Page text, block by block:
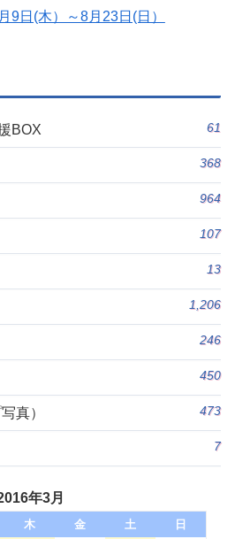
(木）～8月23日(日）
BOX 61
368
964
107
13
1,206
246
450
真） 473
7
年3月
木 金 土
日